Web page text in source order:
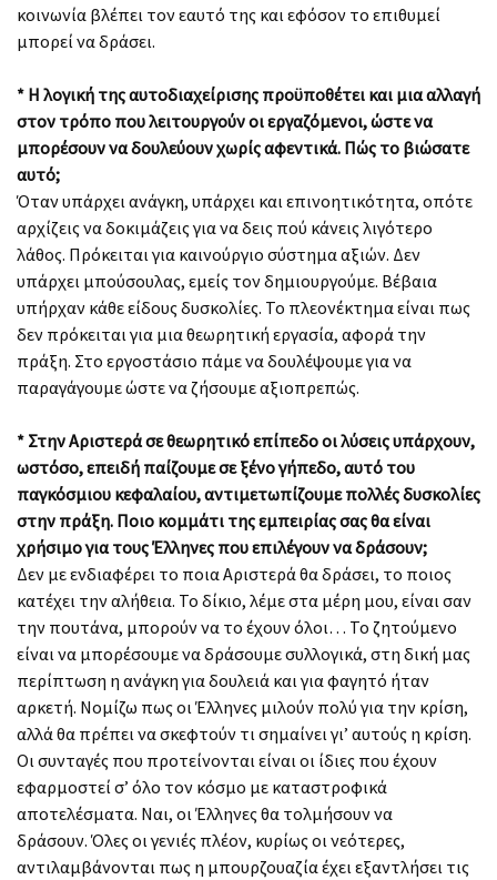
κοινωνία βλέπει τον εαυτό της και εφόσον το επιθυμεί
μπορεί να δράσει.
* Η λογική της αυτοδιαχείρισης προϋποθέτει και μια αλλαγή
στον τρόπο που λειτουργούν οι εργαζόμενοι, ώστε να
μπορέσουν να δουλεύουν χωρίς αφεντικά. Πώς το βιώσατε
αυτό;
Όταν υπάρχει ανάγκη, υπάρχει και επινοητικότητα, οπότε
αρχίζεις να δοκιμάζεις για να δεις πού κάνεις λιγότερο
λάθος. Πρόκειται για καινούργιο σύστημα αξιών. Δεν
υπάρχει μπούσουλας, εμείς τον δημιουργούμε. Βέβαια
υπήρχαν κάθε είδους δυσκολίες. Το πλεονέκτημα είναι πως
δεν πρόκειται για μια θεωρητική εργασία, αφορά την
πράξη. Στο εργοστάσιο πάμε να δουλέψουμε για να
παραγάγουμε ώστε να ζήσουμε αξιοπρεπώς.
* Στην Αριστερά σε θεωρητικό επίπεδο οι λύσεις υπάρχουν,
ωστόσο, επειδή παίζουμε σε ξένο γήπεδο, αυτό του
παγκόσμιου κεφαλαίου, αντιμετωπίζουμε πολλές δυσκολίες
στην πράξη. Ποιο κομμάτι της εμπειρίας σας θα είναι
χρήσιμο για τους Έλληνες που επιλέγουν να δράσουν;
Δεν με ενδιαφέρει το ποια Αριστερά θα δράσει, το ποιος
κατέχει την αλήθεια. Το δίκιο, λέμε στα μέρη μου, είναι σαν
την πουτάνα, μπορούν να το έχουν όλοι… Το ζητούμενο
είναι να μπορέσουμε να δράσουμε συλλογικά, στη δική μας
περίπτωση η ανάγκη για δουλειά και για φαγητό ήταν
αρκετή. Νομίζω πως οι Έλληνες μιλούν πολύ για την κρίση,
αλλά θα πρέπει να σκεφτούν τι σημαίνει γι’ αυτούς η κρίση.
Οι συνταγές που προτείνονται είναι οι ίδιες που έχουν
εφαρμοστεί σ’ όλο τον κόσμο με καταστροφικά
αποτελέσματα. Ναι, οι Έλληνες θα τολμήσουν να
δράσουν. Όλες οι γενιές πλέον, κυρίως οι νεότερες,
αντιλαμβάνονται πως η μπουρζουαζία έχει εξαντλήσει τις